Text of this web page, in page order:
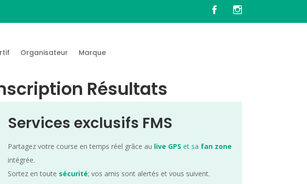
Organisateur Marque
Résultats
Services exclusifs FMS
Partagez votre course en temps réel grâce au live GPS et sa fan zone
intégrée.
Sortez en toute sécurité; vos amis sont alertés et vous suivent.